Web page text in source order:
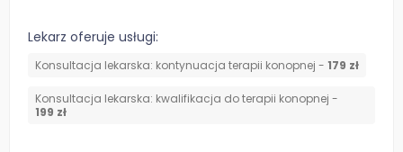
Lekarz oferuje usługi:
Konsultacja lekarska: kontynuacja terapii konopnej - 179 zł
Konsultacja lekarska: kwalifikacja do terapii konopnej -
199 zł